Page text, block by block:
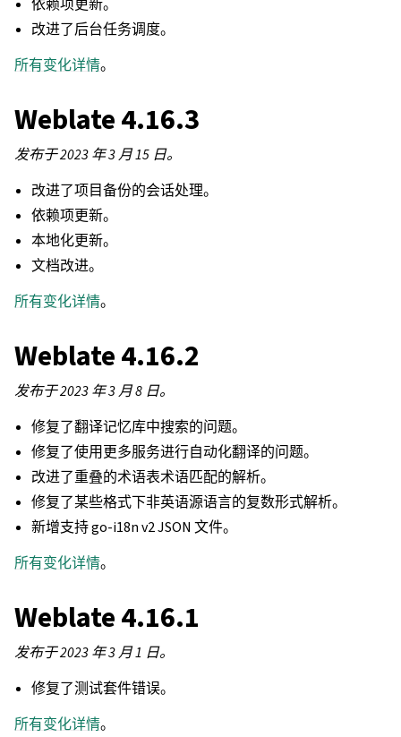
依赖项更新。
改进了后台任务调度。
所有变化详情。
Weblate 4.16.3
发布于 2023 年 3 月 15 日。
改进了项目备份的会话处理。
依赖项更新。
本地化更新。
文档改进。
所有变化详情。
Weblate 4.16.2
发布于 2023 年 3 月 8 日。
修复了翻译记忆库中搜索的问题。
修复了使用更多服务进行自动化翻译的问题。
改进了重叠的术语表术语匹配的解析。
修复了某些格式下非英语源语言的复数形式解析。
新增支持 go-i18n v2 JSON 文件。
所有变化详情。
Weblate 4.16.1
发布于 2023 年 3 月 1 日。
修复了测试套件错误。
所有变化详情。